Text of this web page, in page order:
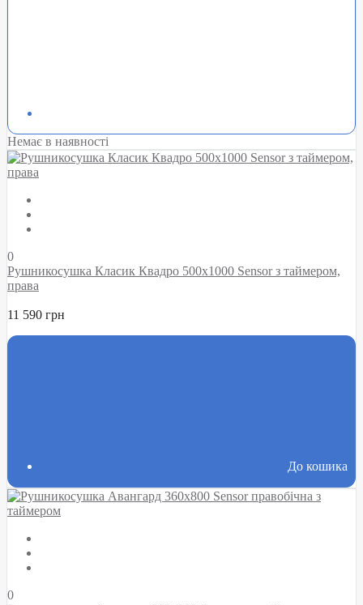
Немає в наявності
0
Рушникосушка Класик Квадро 500х1000 Sensor з таймером,
права
11 590 грн
До кошика
0